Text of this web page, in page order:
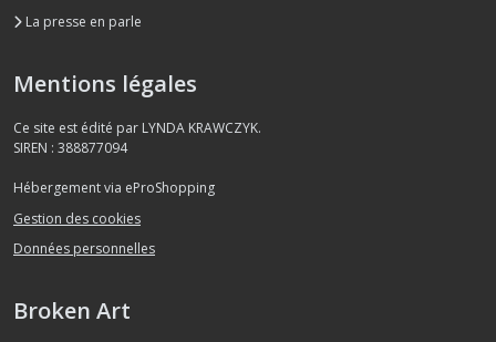
La presse en parle
Mentions légales
Ce site est édité par LYNDA KRAWCZYK.
SIREN : 388877094
Hébergement via eProShopping
Gestion des cookies
Données personnelles
Broken Art